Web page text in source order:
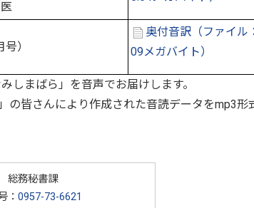
）
奥付音訳（ファイル
09メガバイト）
まばら」を音声でお届けします。
皆さんにより作成された音読データをmp3形
総務秘書課
： 0957-73-6621